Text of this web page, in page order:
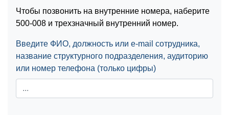
Чтобы позвонить на внутренние номера, наберите
500-008 и трехзначный внутренний номер.
Введите ФИО, должность или e-mail сотрудника,
название структурного подразделения, аудиторию
или номер телефона (только цифры)